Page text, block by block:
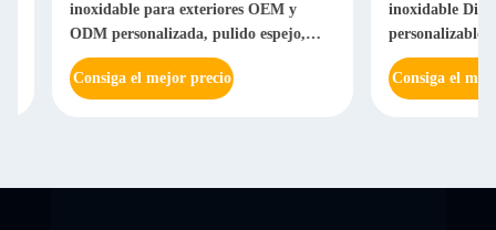
inoxidable para exteriores OEM y
ODM personalizada, pulido espejo,
artesanía de metal
Consiga el mejor precio
inoxidable Diseño
personalizable
Fuente Escultura
Consiga el mejor